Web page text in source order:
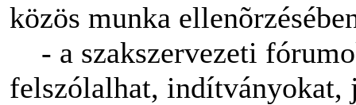
közös munka
- a szakszervezeti
felszólalhat, indítványokat,